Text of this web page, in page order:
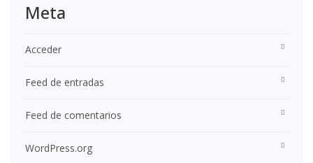
Meta
Acceder
Feed de entradas
Feed de comentarios
WordPress.org